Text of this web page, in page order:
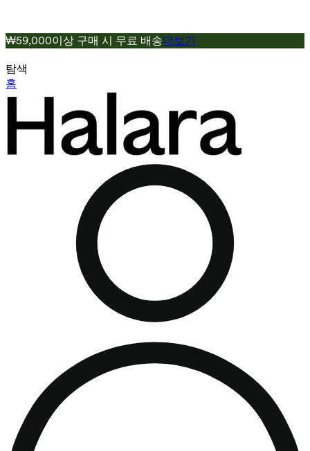
₩59,000이상 구매 시 무료 배송더보기
탐색
홈